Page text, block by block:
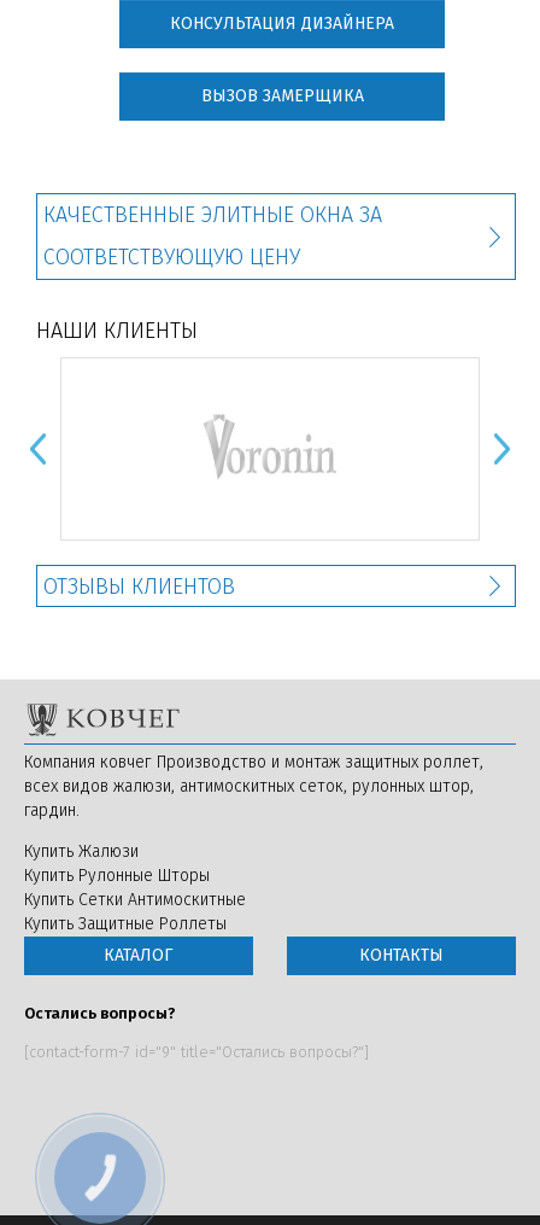
КОНСУЛЬТАЦИЯ ДИЗАЙНЕРА
ВЫЗОВ ЗАМЕРЩИКА
КАЧЕСТВЕННЫЕ ЭЛИТНЫЕ ОКНА ЗА
СООТВЕТСТВУЮЩУЮ ЦЕНУ
НАШИ КЛИЕНТЫ
ОТЗЫВЫ КЛИЕНТОВ
Компания ковчег Производство и монтаж защитных роллет,
всех видов жалюзи, антимоскитных сеток, рулонных штор,
гардин.
Купить Жалюзи
Купить Рулонные Шторы
Купить Сетки Антимоскитные
Купить Защитные Роллеты
КАТАЛОГ
КОНТАКТЫ
Остались вопросы?
[contact-form-7 id="9" title="Остались вопросы?"]